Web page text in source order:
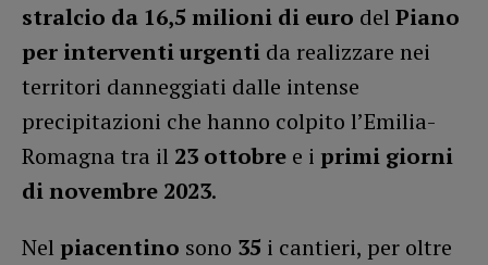
stralcio da 16,5 milioni di euro del Piano
per interventi urgenti da realizzare nei
territori danneggiati dalle intense
precipitazioni che hanno colpito l’Emilia-
Romagna tra il 23 ottobre e i primi giorni
di novembre 2023.
Nel piacentino sono 35 i cantieri, per oltre